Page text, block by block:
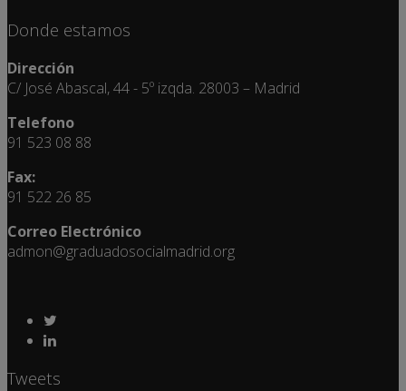
Donde estamos
Dirección
C/ José Abascal, 44 - 5º izqda. 28003 – Madrid
Telefono
91 523 08 88
Fax:
91 522 26 85
Correo Electrónico
admon@graduadosocialmadrid.org
Tweets